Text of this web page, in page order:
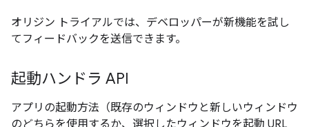
オリジン トライアルでは、デベロッパーが新機能を試し
てフィードバックを送信できます。
起動ハンドラ API
アプリの起動方法（既存のウィンドウと新しいウィンドウ
のどちらを使用するか、選択したウィンドウを起動 URL